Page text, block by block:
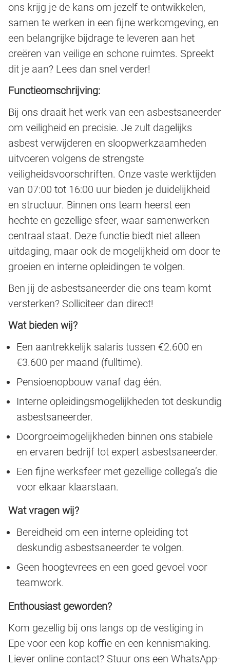
ons krijg je de kans om jezelf te ontwikkelen,
samen te werken in een fijne werkomgeving, en
een belangrijke bijdrage te leveren aan het
creëren van veilige en schone ruimtes. Spreekt
dit je aan? Lees dan snel verder!
Functieomschrijving:
Bij ons draait het werk van een asbestsaneerder
om veiligheid en precisie. Je zult dagelijks
asbest verwijderen en sloopwerkzaamheden
uitvoeren volgens de strengste
veiligheidsvoorschriften. Onze vaste werktijden
van 07:00 tot 16:00 uur bieden je duidelijkheid
en structuur. Binnen ons team heerst een
hechte en gezellige sfeer, waar samenwerken
centraal staat. Deze functie biedt niet alleen
uitdaging, maar ook de mogelijkheid om door te
groeien en interne opleidingen te volgen.
Ben jij de asbestsaneerder die ons team komt
versterken? Solliciteer dan direct!
Wat bieden wij?
Een aantrekkelijk salaris tussen €2.600 en
€3.600 per maand (fulltime).
Pensioenopbouw vanaf dag één.
Interne opleidingsmogelijkheden tot deskundig
asbestsaneerder.
Doorgroeimogelijkheden binnen ons stabiele
en ervaren bedrijf tot expert asbestsaneerder.
Een fijne werksfeer met gezellige collega’s die
voor elkaar klaarstaan.
Wat vragen wij?
Bereidheid om een interne opleiding tot
deskundig asbestsaneerder te volgen.
Geen hoogtevrees en een goed gevoel voor
teamwork.
Enthousiast geworden?
Kom gezellig bij ons langs op de vestiging in
Epe voor een kop koffie en een kennismaking.
Liever online contact? Stuur ons een WhatsApp-